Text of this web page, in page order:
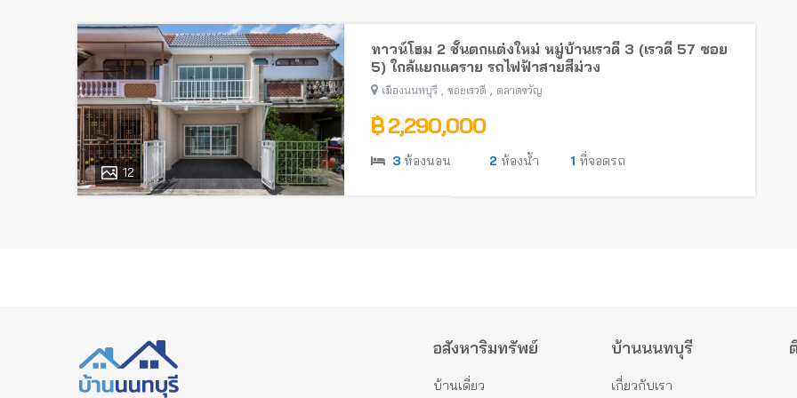
12
ทาวน์โฮม 2 ชั้นตกแต่งใหม่ หมู่บ้านเรวดี 3 (เรวดี 57 ซอย
5) ใกล้แยกแคราย รถไฟฟ้าสายสีม่วง
เมืองนนทบุรี ซอยเรวดี ตลาดขวัญ
฿ 2,290,000
3 ห้องนอน 2 ห้องน้ำ 1 ที่จอดรถ
อสังหาริมทรัพย์
บ้านเดี่ยว
บ้านนนทบุรี
เกี่ยวกับเรา